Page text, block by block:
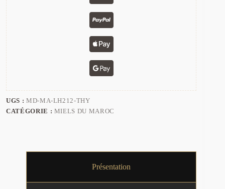
UGS : MD-MA-LH212-THY
CATÉGORIE : MIELS DU MAROC
Présentation